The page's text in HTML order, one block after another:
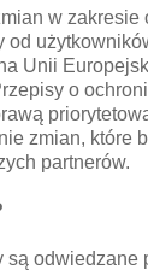
w zakresie
od
Unii
o
zmian, które
partnerów.
są odwiedzane